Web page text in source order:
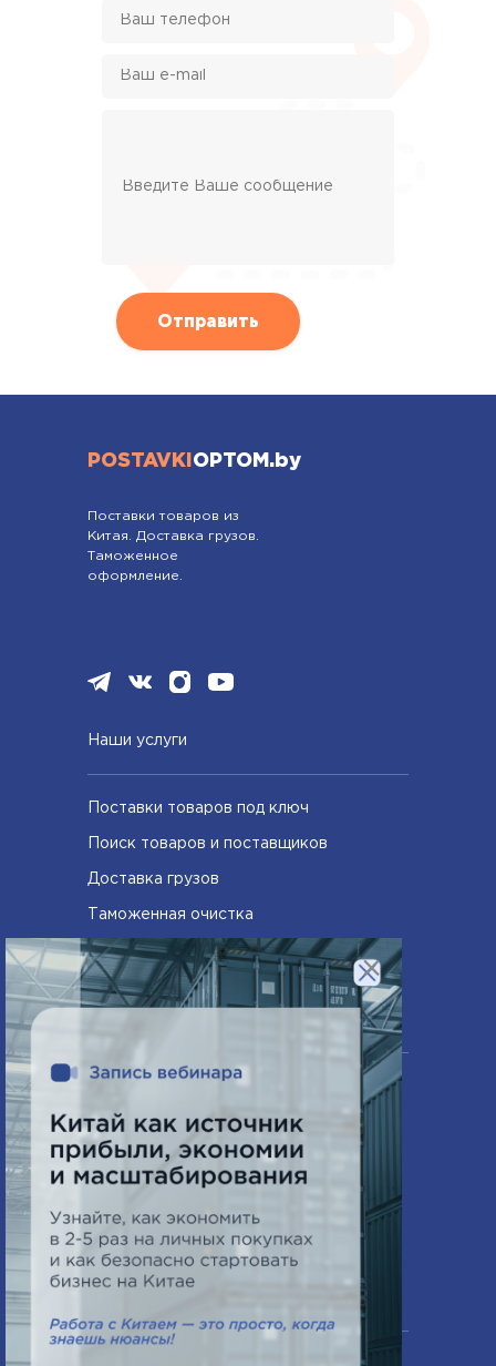
POSTAVKI OPTOM.by
Поставки товаров из
Китая. Доставка грузов.
Таможенное
оформление.
Наши услуги
Поставки товаров под ключ
Поиск товаров и поставщиков
Доставка грузов
Таможенная очистка
Сертифицирование товаров
Часто задаваемые вопросы
Схема работы
Контакты
×